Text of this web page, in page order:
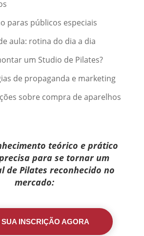
paras públicos especiais
aula: rotina do dia a dia
um Studio de Pilates?
de propaganda e marketing
sobre compra de aparelhos
teórico e prático
para se tornar um
de Pilates reconhecido no
mercado:
SUA INSCRIÇÃO AGORA